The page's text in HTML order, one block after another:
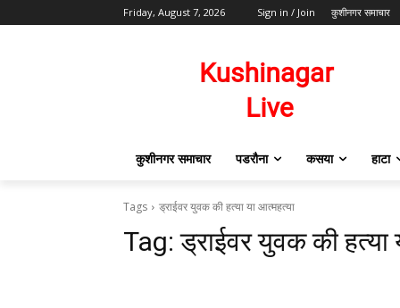
Friday, August 7, 2026 Sign in / Join कुशीनगर समाचार
कुशीनगर समाचार पडरौना कसया हाटा
Tags ड्राईवर युवक की हत्या या आत्महत्या
Tag:ड्राईवर युवक की हत्या